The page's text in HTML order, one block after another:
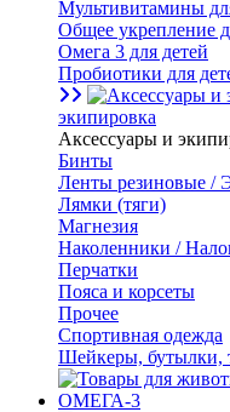
Мультивитамины
Общее укрепление
Омега 3 для детей
Пробиотики для
экипировка
Аксессуары и
Бинты
Ленты резиновые /
Лямки (тяги)
Магнезия
Наколенники /
Перчатки
Пояса и корсеты
Прочее
Спортивная одежда
Шейкеры, бутылки,
ОМЕГА-3